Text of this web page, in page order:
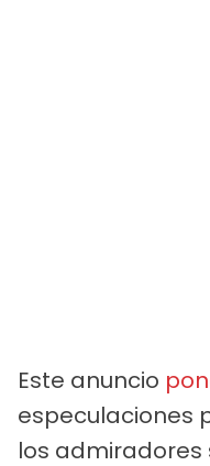
Este anuncio
especulaciones
los